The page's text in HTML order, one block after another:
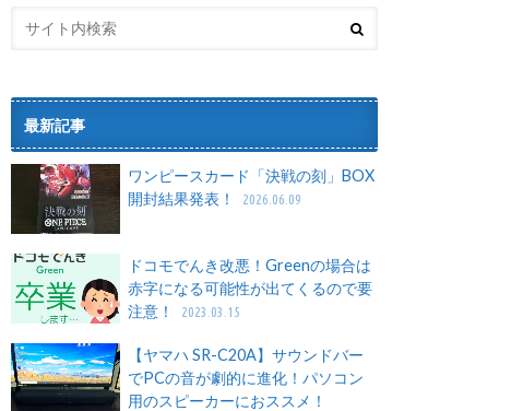
最新記事
ワンピースカード「決戦の刻」BOX
開封結果発表！
2026.06.09
ドコモでんき改悪！Greenの場合は
赤字になる可能性が出てくるので要
注意！
2023.03.15
【ヤマハ SR-C20A】サウンドバー
でPCの音が劇的に進化！パソコン
用のスピーカーにおススメ！